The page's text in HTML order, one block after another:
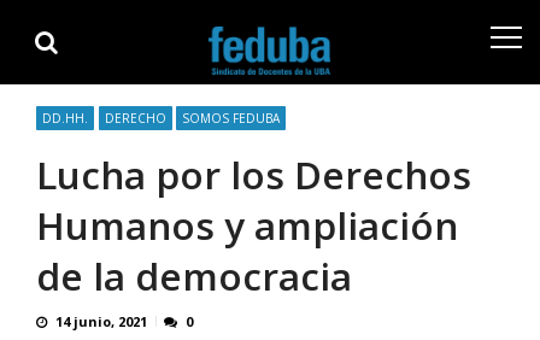
navigation
content
DD.HH. DERECHO SOMOS FEDUBA
Lucha por los Derechos
Humanos y ampliación
de la democracia
14 junio, 2021 0